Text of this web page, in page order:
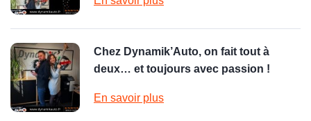
Chez Dynamik’Auto, on fait tout à
deux… et toujours avec passion !
En savoir plus